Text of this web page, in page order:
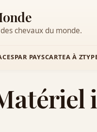
chevaux du monde.
PAR PAYSCARTEA À Z